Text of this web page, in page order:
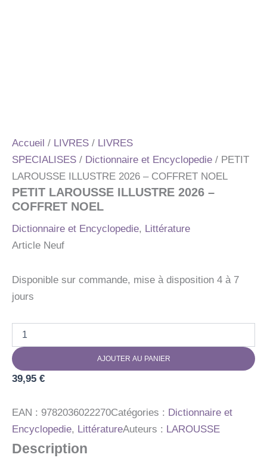
Accueil / LIVRES / LIVRES
SPECIALISES / Dictionnaire et Encyclopedie / PETIT
LAROUSSE ILLUSTRE 2026 – COFFRET NOEL
PETIT LAROUSSE ILLUSTRE 2026 –
COFFRET NOEL
Dictionnaire et Encyclopedie, Littérature
Article Neuf
Disponible sur commande, mise à disposition 4 à 7
jours
PETIT
LAROUSSE
ILLUSTRE
COFFRET
NOEL
AJOUTER AU PANIER
39,95 €
EAN : 9782036022270Catégories : Dictionnaire et
Encyclopedie, LittératureAuteurs : LAROUSSE
Description